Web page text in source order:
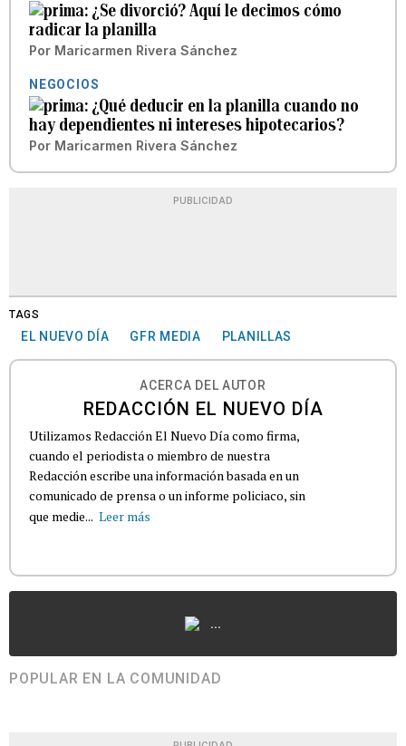
¿Se divorció? Aquí le decimos cómo
radicar la planilla
Por Maricarmen Rivera Sánchez
NEGOCIOS
¿Qué deducir en la planilla cuando no
hay dependientes ni intereses hipotecarios?
Por Maricarmen Rivera Sánchez
PUBLICIDAD
TAGS
EL NUEVO DÍA GFR MEDIA PLANILLAS
ACERCA DEL AUTOR
REDACCIÓN EL NUEVO DÍA
Utilizamos Redacción El Nuevo Día como firma,
cuando el periodista o miembro de nuestra
Redacción escribe una información basada en un
comunicado de prensa o un informe policiaco, sin
que medie... Leer más
...
POPULAR EN LA COMUNIDAD